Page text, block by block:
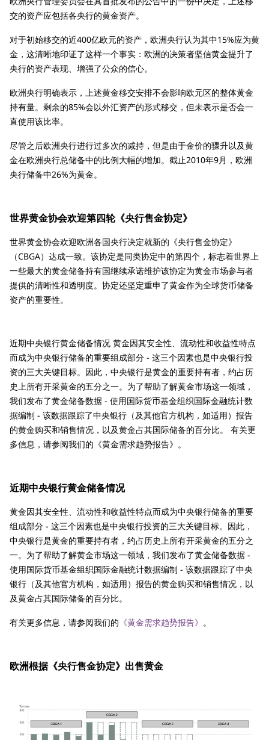
交的资产应包括各央行的黄金资产。
对于初始移交的近400亿欧元的资产，欧洲央行认为其中15%应为黄
金，这清晰地印证了这样一个事实：欧洲的决策者坚信黄金提升了
央行的资产表现、增强了公众的信心。
欧洲央行明确表示，上述黄金移交安排不会影响欧元区的整体黄金
持有量。剩余的85%会以外汇资产的形式移交，但未表示是否会一
直使用该比率。
尽管之后欧洲央行进行过多次的减持，但是由于金价的骤升以及黄
金在欧洲央行总储备中的比例大幅的增加。截止2010年9月，欧洲
央行储备中26%为黄金。
世界黄金协会欢迎第四轮《央行售金协定》
世界黄金协会欢迎欧洲各国央行决定就新的《央行售金协定》
（CBGA）达成一致。该协定是同类协定中的第四个，标志着世界上
一些最大的黄金储备持有国继续承诺维护该协定为黄金市场参与者
提供的清晰性和透明度。协定还坚定重申了黄金作为全球货币储备
资产的重要性。
近期中央银行黄金储备情况 黄金因其安全性、流动性和收益性特点
而成为中央银行储备的重要组成部分 - 这三个因素也是中央银行投
资的三大关键目标。因此，中央银行是黄金的重要持有者，约占历
史上所有开采黄金的五分之一。为了帮助了解黄金市场这一领域，
我们发布了黄金储备数据 - 使用国际货币基金组织国际金融统计数
据编制 - 该数据跟踪了中央银行（及其他官方机构，如适用）报告
的黄金购买和销售情况，以及黄金占其国际储备的百分比。 有关更
多信息，请参阅我们的《黄金需求趋势报告》。
近期中央银行黄金储备情况
黄金因其安全性、流动性和收益性特点而成为中央银行储备的重要
组成部分 - 这三个因素也是中央银行投资的三大关键目标。因此，
中央银行是黄金的重要持有者，约占历史上所有开采黄金的五分之
一。为了帮助了解黄金市场这一领域，我们发布了黄金储备数据 -
使用国际货币基金组织国际金融统计数据编制 - 该数据跟踪了中央
银行（及其他官方机构，如适用）报告的黄金购买和销售情况，以
及黄金占其国际储备的百分比。
有关更多信息，请参阅我们的 《黄金需求趋势报告》 。
欧洲根据《央行售金协定》出售黄金